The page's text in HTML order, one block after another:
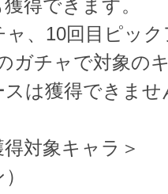
得できます。
、10回目ピッ
ガチャで対象の
は獲得できませ
対象キャラ＞